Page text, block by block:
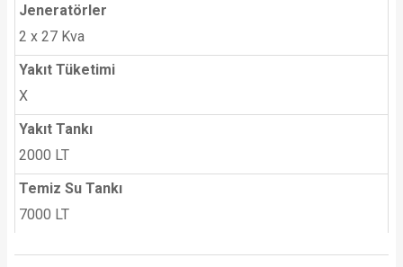
Jeneratörler
2 x 27 Kva
Yakıt Tüketimi
X
Yakıt Tankı
2000 LT
Temiz Su Tankı
7000 LT